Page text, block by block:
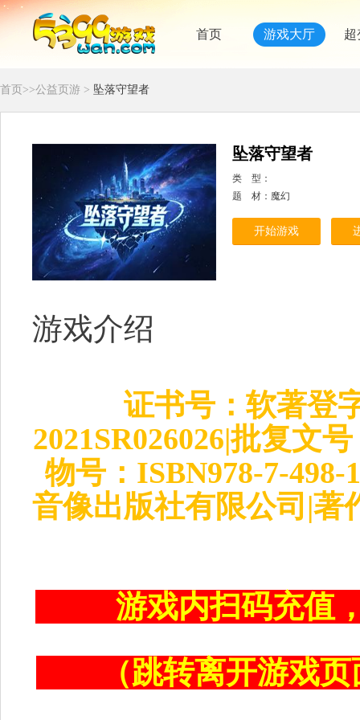
首页 游戏大厅 超
首页 >>公益页游 > 坠落守望者
坠落守望者
类 型：
题 材：魔幻
开始游戏
游戏介绍
证书号：软著登
2021SR026026|批复文
物号：ISBN978-7-
音像出版社有限公司|著
游戏内扫码充值
（跳转离开游戏